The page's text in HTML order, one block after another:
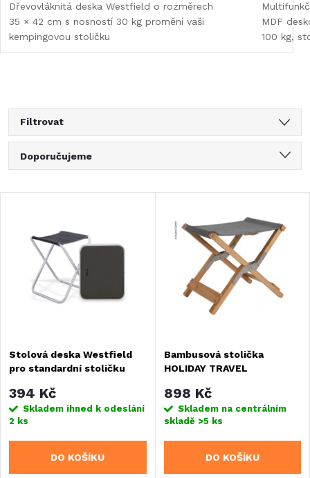
Dřevovláknitá deska Westfield o rozměrech
35 × 42 cm s nosností 30 kg promění vaši
kempingovou stoličku
MDF
100 kg,
Filtrovat
Ř
a
p
r
o
d
Doporučujeme
Nejprodávanější
Abecedně
s
p
r
o
Stolová deska Westfield
pro standardní stoličku
394 Kč
Skladem ihned k odeslání
2 ks
DO KOŠÍKU
Bambusová stolička
HOLIDAY TRAVEL
898 Kč
Skladem na centrálním
skladě >5 ks
DO KOŠÍKU